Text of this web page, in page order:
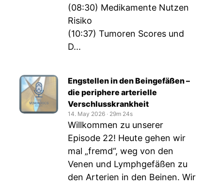
(08:30) Medikamente Nutzen
Risiko
(10:37) Tumoren Scores und
D...
Engstellen in den Beingefäßen –
die periphere arterielle
Verschlusskrankheit
14. May 2026 ‧ 29m 24s
Willkommen zu unserer
Episode 22! Heute gehen wir
mal „fremd“, weg von den
Venen und Lymphgefäßen zu
den Arterien in den Beinen. Wir